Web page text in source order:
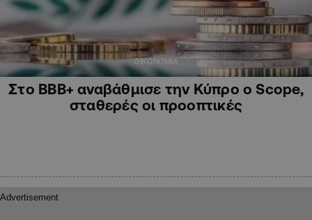
ΟΙΚΟΝΟΜΙΑ
Στο BBB+ αναβάθμισε την Κύπρο ο Scope,
σταθερές οι προοπτικές